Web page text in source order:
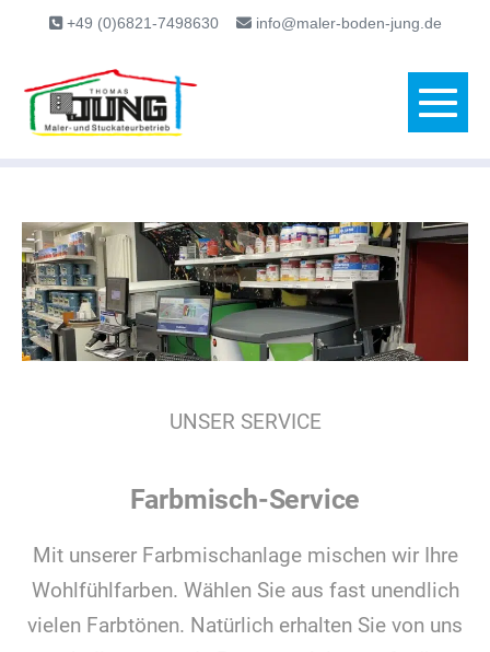
content +49 (0)6821-7498630 info@maler-boden-jung.de
UNSER SERVICE
Farbmisch-Service
Mit unserer Farbmischanlage mischen wir Ihre
Wohlfühlfarben. Wählen Sie aus fast unendlich
vielen Farbtönen. Natürlich erhalten Sie von uns